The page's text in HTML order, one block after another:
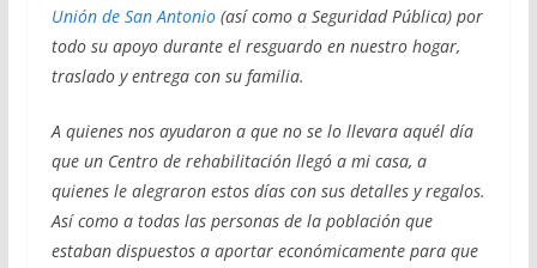
Unión de San Antonio(así como a Seguridad Pública) por
todo su apoyo durante el resguardo en nuestro hogar,
traslado y entrega con su familia.
A quienes nos ayudaron a que no se lo llevara aquél día
que un Centro de rehabilitación llegó a mi casa, a
quienes le alegraron estos días con sus detalles y regalos.
Así como a todas las personas de la población que
estaban dispuestos a aportar económicamente para que